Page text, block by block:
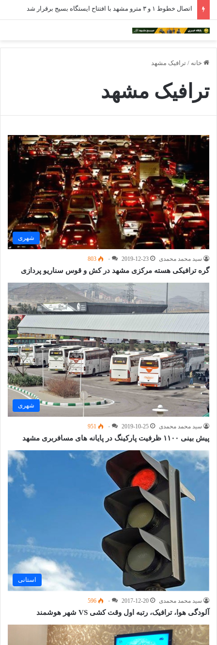
اتصال خطوط ۱ و ۳ مترو مشهد با افتتاح ایستگاه بسیج برقرار شد
خانه / ترافیک مشهد
ترافیک مشهد
شهری
سید محمد محمدی 2019-12-23 ۰ 803
گره ترافیکی هسته مرکزی مشهد در کش‌ و قوس سناریو پردازی
شهری
سید محمد محمدی 2019-10-25 ۰ 951
پیش بینی ۱۱۰۰ ظرفیت پارکینگ در پایانه های مسافربری مشهد
استانی
سید محمد محمدی 2017-12-20 ۰ 596
آلودگی هوا، ترافیک، رتبه اول وقت کشی VS شهر هوشمند